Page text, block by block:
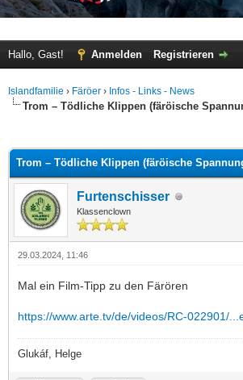
Hallo, Gast! Anmelden Registrieren
Islandfamilie › Färöer › Infos - Links - News
Trom – Tödliche Klippen (färöische
Trom – Tödliche Klippen (färöische
Furtenschisser
Klassenclown
29.03.2024, 11:46
Mal ein Film-Tipp zu den Färören
https://www.arte.tv/de/videos/RC-022901/
Glukáf, Helge